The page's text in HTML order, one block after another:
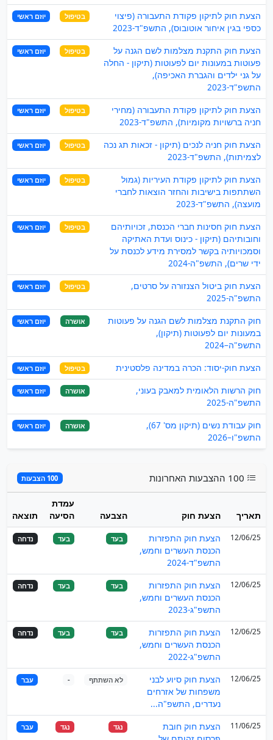
הצעת חוק לתיקון פקודת התעבורה (פיצוי
כספי בגין איחור אוטובוס), התשפ"ד-2023
בטיפול יוזם ראשי
הצעת חוק התקנת מצלמות לשם הגנה על
פעוטות במעונות יום לפעוטות (תיקון - החלה
על גני ילדים והגברת האכיפה),
התשפ"ד-2023
בטיפול יוזם ראשי
הצעת חוק לתיקון פקודת התעבורה (מחירי
חניה ברשויות מקומיות), התשפ"ד-2023
בטיפול יוזם ראשי
הצעת חוק חניה לנכים (תיקון - זכאות תג נכה
לצמיתות), התשפ"ד-2023
בטיפול יוזם ראשי
הצעת חוק לתיקון פקודת העיריות (גמול
השתתפות בישיבות והחזר הוצאות לחברי
מועצה), התשפ"ד-2023
בטיפול יוזם ראשי
הצעת חוק חסינות חברי הכנסת, זכויותיהם
וחובותיהם (תיקון - כינוס ועדת האתיקה
וסמכויותיה בקשר למסירת מידע לכנסת על
ידי שרים), התשפ"ה-2024
בטיפול יוזם ראשי
הצעת חוק ביטול הצנזורה על סרטים,
התשפ"ה-2025
בטיפול יוזם ראשי
חוק התקנת מצלמות לשם הגנה על פעוטות
במעונות יום לפעוטות (תיקון),
התשפ"ה–2024
אושרה יוזם ראשי
הצעת חוק-יסוד: הכרה במדינה פלסטינית בטיפול יוזם ראשי
חוק הרשות הלאומית למאבק בעוני,
התשפ"ה-2025
אושרה יוזם ראשי
חוק עבודת נשים (תיקון מס' 67),
התשפ"ו–2026
אושרה יוזם ראשי
100 הצבעות
תאריך הצעת חוק הצבעה
עמדת
הסיעה
תוצאה
12/06/25
הצעת חוק התפזרות
הכנסת העשרים וחמש,
התשפ"ד-2024
בעד בעד נדחה
12/06/25
הצעת חוק התפזרות
הכנסת העשרים וחמש,
התשפ"ג-2023
בעד בעד נדחה
12/06/25
הצעת חוק התפזרות
הכנסת העשרים וחמש,
התשפ"ג-2022
בעד בעד נדחה
12/06/25
הצעת חוק סיוע לבני
משפחות של אזרחים
נעדרים, התשפ"ה...
לא השתתף - עבר
11/06/25
הצעת חוק חובת
נגד נגד עבר